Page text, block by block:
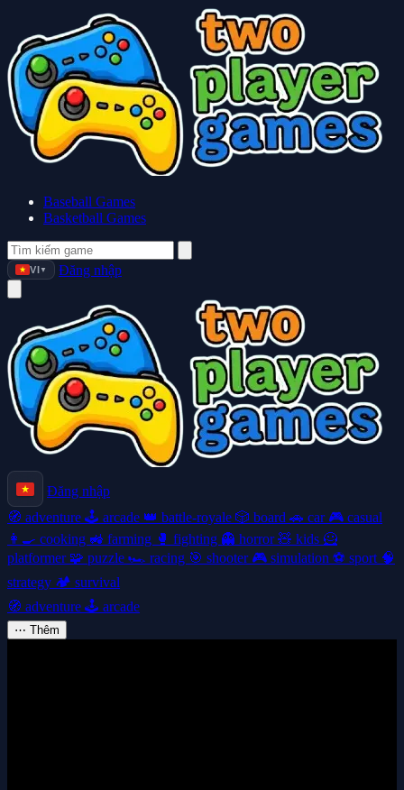
Baseball Games
Basketball Games
VI ▼ Đăng nhập
Đăng nhập
🧭 adventure 🕹️ arcade 👑 battle-royale 🎲 board 🚗 car 🎮 casual
👩‍🍳 cooking 🚜 farming 🥊 fighting 👻 horror🧸 kids 🦸
platformer 🧩 puzzle 🏎️ racing 🎯 shooter 🎮 simulation ⚽ sport 🧠
strategy 🏕️ survival
🧭 adventure 🕹️ arcade
⋯ Thêm